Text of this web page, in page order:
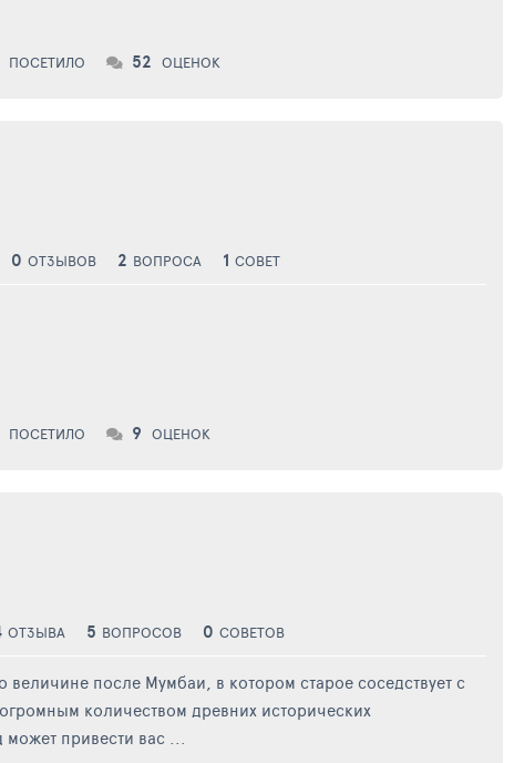
ПОСЕТИЛО 52 ОЦЕНОК
0 ОТЗЫВОВ 2 ВОПРОСА 1 СОВЕТ
ПОСЕТИЛО 9 ОЦЕНОК
ОТЗЫВА 5 ВОПРОСОВ 0 СОВЕТОВ
после Мумбаи, в котором старое соседствует с
количеством древних исторических
привести вас ...